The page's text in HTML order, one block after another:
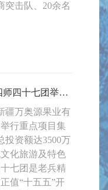
突击队、20余名
抓项目 强投资 促发展 | 第十四师四十七团举行重点项目签约仪式 总投资3500万元
疆万奥源果业有
行重点项目集
投资额达3500万
化旅游及特色
七团是老兵精
值“十五五”开